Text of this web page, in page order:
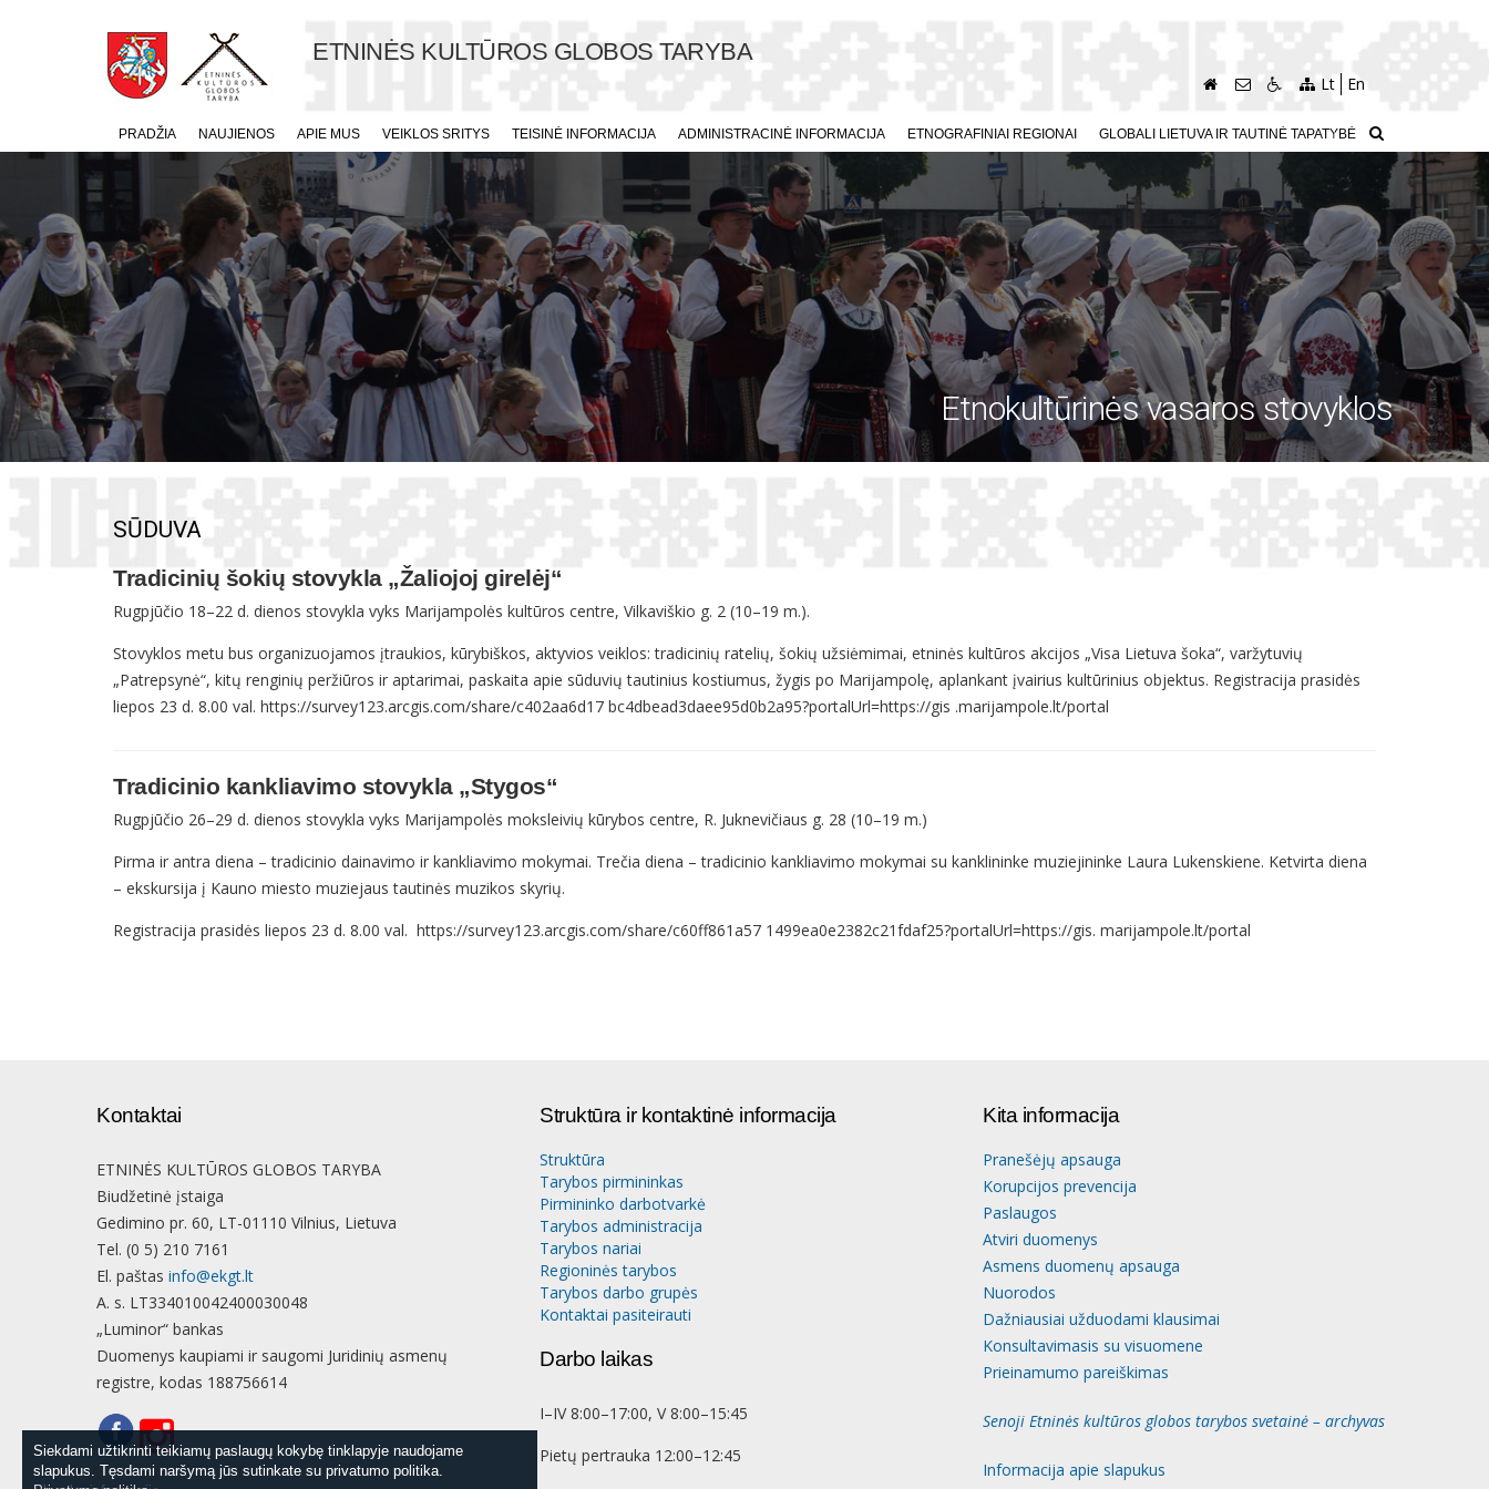
Siekdami užtikrinti teikiamų paslaugų kokybę tinklapyje naudojame
slapukus. Tęsdami naršymą jūs sutinkate su privatumo politika.
Siekdami užtikrinti teikiamų paslaugų kokybę tinklapyje naudojame
slapukus. Tęsdami naršymą jūs sutinkate su privatumo politika.
ETNINĖS KULTŪROS GLOBOS TARYBA
Lt En
PRADŽIA NAUJIENOS APIE MUS VEIKLOS SRITYS TEISINĖ INFORMACIJA ADMINISTRACINĖ INFORMACIJA ETNOGRAFINIAI REGIONAI GLOBALI LIETUVA IR TAUTINĖ TAPATYBĖ
Etnokultūrinės vasaros stovyklos
SŪDUVA
Tradicinių šokių stovykla „Žaliojoj girelėj“
Rugpjūčio 18–22 d. dienos stovykla vyks Marijampolės kultūros centre, Vilkaviškio g. 2 (10–19 m.).
Stovyklos metu bus organizuojamos įtraukios, kūrybiškos, aktyvios veiklos: tradicinių ratelių, šokių užsiėmimai, etninės kultūros akcijos „Visa Lietuva šoka“, varžytuvių
„Patrepsynė“, kitų renginių peržiūros ir aptarimai, paskaita apie sūduvių tautinius kostiumus, žygis po Marijampolę, aplankant įvairius kultūrinius objektus. Registracija prasidės
liepos 23 d. 8.00 val. https://survey123.arcgis.com/share/c402aa6d17 bc4dbead3daee95d0b2a95?portalUrl=https://gis .marijampole.lt/portal
Tradicinio kankliavimo stovykla „Stygos“
Rugpjūčio 26–29 d. dienos stovykla vyks Marijampolės moksleivių kūrybos centre, R. Juknevičiaus g. 28 (10–19 m.)
Pirma ir antra diena – tradicinio dainavimo ir kankliavimo mokymai. Trečia diena – tradicinio kankliavimo mokymai su kanklininke muziejininke Laura Lukenskiene. Ketvirta diena
– ekskursija į Kauno miesto muziejaus tautinės muzikos skyrių.
Registracija prasidės liepos 23 d. 8.00 val. https://survey123.arcgis.com/share/c60ff861a57 1499ea0e2382c21fdaf25?portalUrl=https://gis. marijampole.lt/portal
Kontaktai
ETNINĖS KULTŪROS GLOBOS TARYBA
Biudžetinė įstaiga
Gedimino pr. 60, LT-01110 Vilnius, Lietuva
Tel. (0 5) 210 7161
El. paštas info@ekgt.lt
A. s. LT334010042400030048
„Luminor“ bankas
Duomenys kaupiami ir saugomi Juridinių asmenų
registre, kodas 188756614
Struktūra ir kontaktinė informacija
Struktūra
Tarybos pirmininkas
Pirmininko darbotvarkė
Tarybos administracija
Tarybos nariai
Regioninės tarybos
Tarybos darbo grupės
Kontaktai pasiteirauti
Darbo laikas
I–IV 8:00–17:00, V 8:00–15:45
Pietų pertrauka 12:00–12:45
Kita informacija
Pranešėjų apsauga
Korupcijos prevencija
Paslaugos
Atviri duomenys
Asmens duomenų apsauga
Nuorodos
Dažniausiai užduodami klausimai
Konsultavimasis su visuomene
Prieinamumo pareiškimas
Senoji Etninės kultūros globos tarybos svetainė – archyvas
Informacija apie slapukus